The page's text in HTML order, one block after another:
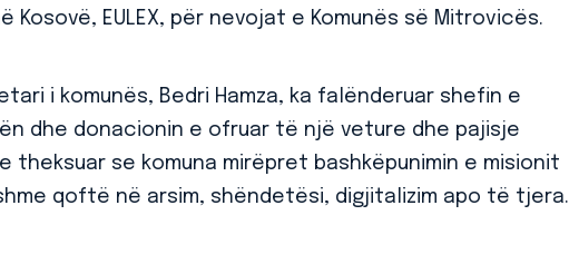
Kosovë, EULEX, për nevojat e Komunës së Mitrovicës.
i komunës, Bedri Hamza, ka falënderuar shefin e
dhe donacionin e ofruar të një veture dhe pajisje
theksuar se komuna mirëpret bashkëpunimin e misionit
qoftë në arsim, shëndetësi, digjitalizim apo të tjera.